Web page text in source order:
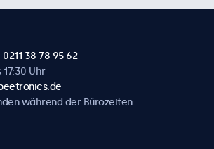
38 78 95 62
17:30 Uhr
während der Bürozeiten